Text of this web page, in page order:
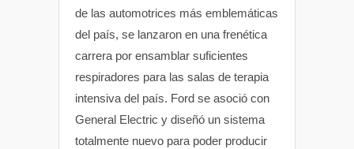
de las automotrices más emblemáticas
del país, se lanzaron en una frenética
carrera por ensamblar suficientes
respiradores para las salas de terapia
intensiva del país. Ford se asoció con
General Electric y diseñó un sistema
totalmente nuevo para poder producir